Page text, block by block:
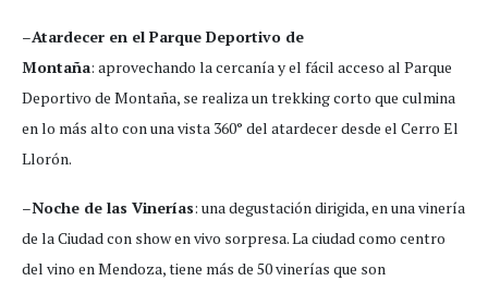
–Atardecer en el Parque Deportivo de
Montaña: aprovechando la cercanía y el fácil acceso al Parque
Deportivo de Montaña, se realiza un trekking corto que culmina
en lo más alto con una vista 360° del atardecer desde el Cerro El
Llorón.
–Noche de las Vinerías: una degustación dirigida, en una vinería
de la Ciudad con show en vivo sorpresa. La ciudad como centro
del vino en Mendoza, tiene más de 50 vinerías que son